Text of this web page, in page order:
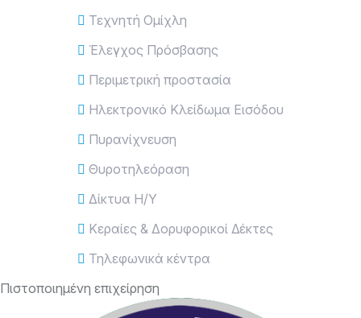
Τεχνητή Ομίχλη
Έλεγχος Πρόσβασης
Περιμετρική προστασία
Ηλεκτρονικό Κλείδωμα Εισόδου
Πυρανίχνευση
Θυροτηλεόραση
Δίκτυα Η/Υ
Κεραίες & Δορυφορικοί Δέκτες
Τηλεφωνικά κέντρα
Πιστοποιημένη επιχείρηση